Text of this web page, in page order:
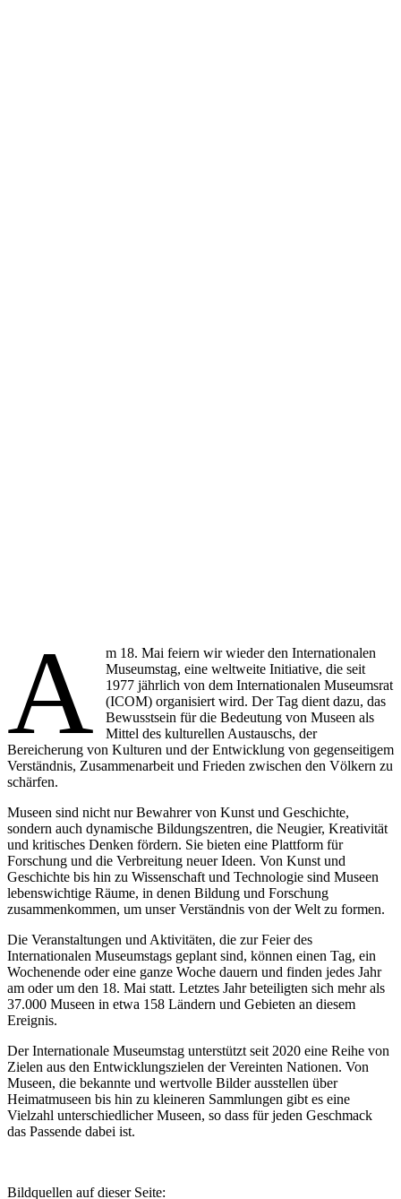
A
m 18. Mai feiern wir wieder den Internationalen
Museumstag, eine weltweite Initiative, die seit
1977 jährlich von dem Internationalen Museumsrat
(ICOM) organisiert wird. Der Tag dient dazu, das
Bewusstsein für die Bedeutung von Museen als
Mittel des kulturellen Austauschs, der
Bereicherung von Kulturen und der Entwicklung von gegenseitigem
Verständnis, Zusammenarbeit und Frieden zwischen den Völkern zu
schärfen.
Museen sind nicht nur Bewahrer von Kunst und Geschichte,
sondern auch dynamische Bildungszentren, die Neugier, Kreativität
und kritisches Denken fördern. Sie bieten eine Plattform für
Forschung und die Verbreitung neuer Ideen. Von Kunst und
Geschichte bis hin zu Wissenschaft und Technologie sind Museen
lebenswichtige Räume, in denen Bildung und Forschung
zusammenkommen, um unser Verständnis von der Welt zu formen.
Die Veranstaltungen und Aktivitäten, die zur Feier des
Internationalen Museumstags geplant sind, können einen Tag, ein
Wochenende oder eine ganze Woche dauern und finden jedes Jahr
am oder um den 18. Mai statt. Letztes Jahr beteiligten sich mehr als
37.000 Museen in etwa 158 Ländern und Gebieten an diesem
Ereignis.
Der Internationale Museumstag unterstützt seit 2020 eine Reihe von
Zielen aus den Entwicklungszielen der Vereinten Nationen. Von
Museen, die bekannte und wertvolle Bilder ausstellen über
Heimatmuseen bis hin zu kleineren Sammlungen gibt es eine
Vielzahl unterschiedlicher Museen, so dass für jeden Geschmack
das Passende dabei ist.
Bildquellen auf dieser Seite: